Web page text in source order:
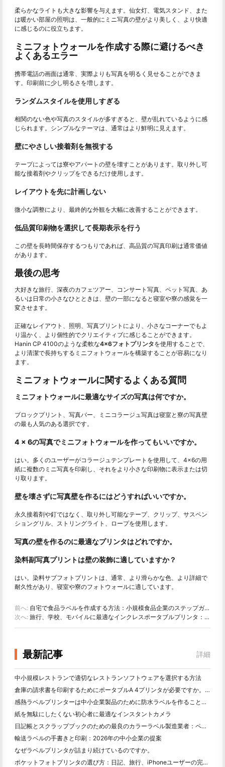
柔らかなライトも大きな影響を与えます。仙女灯、電気スタンド、また
は暖かい部屋の照明は、一般的にミニ写真の壁がより美しく、より快適
に感じるのに役立ちます。
ミニフォトウォールを作成する際に避けるべき
よくあるエラー
携帯電話の画面は通常、実際よりも写真を明るく見せることができま
す。印刷前に少し明るさを増します。
ランダムスタイルを使用しすぎる
相関のない色や写真のスタイルが多すぎると、壁が乱れているように感
じられます。シンプルなテーマは、通常はより鮮明に見えます。
壁にやさしい接着剤を無視する
テープによっては寮やアパートの壁を壊すことがあります。取り外し可
能な接着剤やクリップをできるだけ使用します。
レイアウトを先に計画しない
微小な調整により、最終的な外観を大幅に改善することができます。
低品質印刷物を選択して長期表示を行う
この壁を長時間保存するつもりであれば、高品質の写真印刷は通常価値
があります。
最後の思考
大好きな旅行、深夜のカフェツアー、コンサート写真、ペット写真、あ
るいは日常の小さなひとときは、壁の一部になると寝室や寮の感覚を一
変させます。
正確なレイアウト、照明、写真プリントにより、小さなコーナーでもよ
り温かく、より個性的でクリエイティブに感じることができます。
Hanin CP 4100のような柔軟な4×6フォトプリンタを使用することで、
より清潔で長持ちするミニフォトウォールを構築することが容易になり
ます。
ミニフォトウォールに関するよくある質問
ミニフォトウォールに最適なサイズの写真は何ですか。
ブロックプリント、写真バー、ミニコラージュ写真は寝室と寮の写真壁
の最も人気のある選択です。
4 x 6の写真でミニフォトウォールを作ってもいいですか。
はい。多くのユーザーがコラージュテンプレートを使用して、4×6の用
紙に複数のミニ写真を印刷し、それをより小さな印刷物に表示または切
り取ります。
壁を壊さずに写真壁を作るにはどうすればいいですか。
永久接着剤や釘ではなく、取り外し可能なテープ、クリップ、サスペン
ショングリル、ストリングライト、ロープを使用します。
写真の壁を作るのに最適なプリンタはどれですか。
染料副写真プリントは壁の装飾に適していますか？
はい。染料サブフォトプリントは、通常、より滑らかな色、より詳細で
耐久性があり、寝室や寮のフォトウォールに適しています。
前へ: 自宅で食品ラベルを作成する方法：小規模食品企業のステップガイド
次へ: 旅行、学校、モバイルに最適なインクレスポータブルプリンタ：Hanin MT 620 Pro評価
最新記事 詳細
中小規模レストランで適切なレストランソフトウェアを選択する方法
倉庫の請求書を印刷するためにポータブルA 4プリンタが必要ですか。何が本当に効果的なのか
感熱ラベルプリンターは中小企業製品のために防水ラベルを作ることができますか？
紙を無駄にしたくない初心者に最適なインスタントカメラ
日記帳とスクラップブックのための最良のカラーラベル製造業者：ページごとにさらに色を追加
輸送ラベルの手書きと印刷：2026年の中小企業の提案
なぜラベルプリンタが詰まり続けているのですか。
ポケットフォトプリンタの選び方：日記、旅行、iPhoneユーザーの完全ガイド